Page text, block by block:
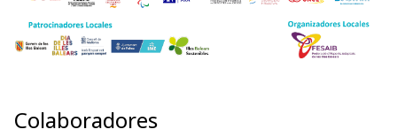
Colaboradores